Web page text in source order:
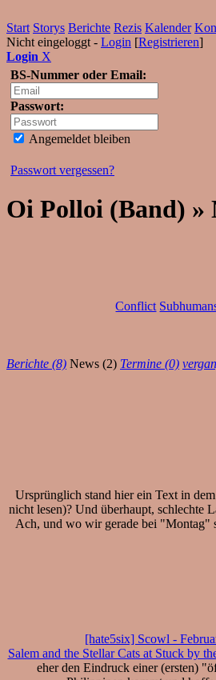
Start Storys Berichte Rezis Kalender
Nicht eingeloggt - Login [Registrieren]
Login X
BS-Nummer oder Email:
Passwort:
Angemeldet bleiben
Passwort vergessen?
Oi Polloi (Band) »
Conflict
Berichte (8) News (2) Termine (0)
Ursprünglich stand hier ein Text in
nicht lesen)? Und überhaupt, schlechte
Ach, und wo wir gerade bei "Montag"
[hate5six] Scowl -
Salem and the Stellar Cats at Stuck by
eher den Eindruck einer (ersten)